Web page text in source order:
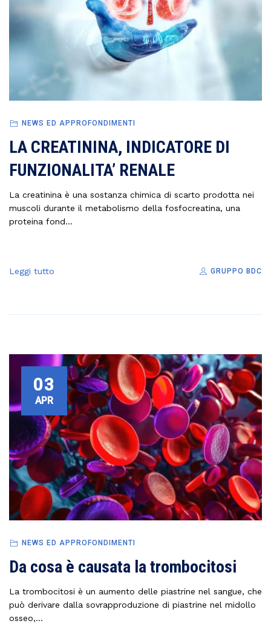
NEWS ED APPROFONDIMENTI
LA CREATININA, INDICATORE DI
FUNZIONALITA’ RENALE
La creatinina è una sostanza chimica di scarto prodotta nei
muscoli durante il metabolismo della fosfocreatina, una
proteina fond...
Leggi tutto GRUPPO BDC
03
APR
NEWS ED APPROFONDIMENTI
Da cosa è causata la trombocitosi
La trombocitosi è un aumento delle piastrine nel sangue, che
può derivare dalla sovrapproduzione di piastrine nel midollo
osseo,...